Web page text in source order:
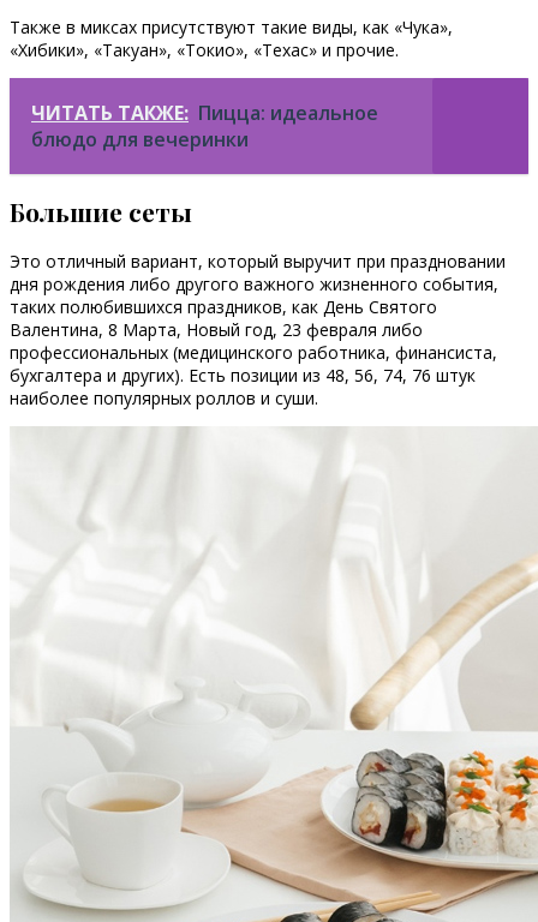
Также в миксах присутствуют такие виды, как «Чука»,
«Хибики», «Такуан», «Токио», «Техас» и прочие.
ЧИТАТЬ ТАКЖЕ: Пицца: идеальное
блюдо для вечеринки
Большие сеты
Это отличный вариант, который выручит при праздновании
дня рождения либо другого важного жизненного события,
таких полюбившихся праздников, как День Святого
Валентина, 8 Марта, Новый год, 23 февраля либо
профессиональных (медицинского работника, финансиста,
бухгалтера и других). Есть позиции из 48, 56, 74, 76 штук
наиболее популярных роллов и суши.